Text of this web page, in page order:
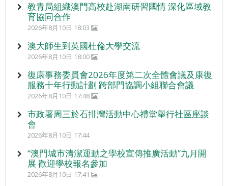
教青局組織澳門高校赴湖南研習國情 深化區域教
育協同合作
2026年8月10日 18:03
澳大師生到英國杜倫大學交流
2026年8月10日 18:00
復康事務委員會2026年度第二次全體會議及康復
服務十年行動計劃 跨部門協調小組聯合會議
2026年8月10日 17:48
市政署周三於石排灣活動中心禮堂舉行社區座談
會
2026年8月10日 17:44
“澳門城市清潔運動之學校宣傳推廣活動”九月開
展 歡迎學校報名參加
2026年8月10日 17:41